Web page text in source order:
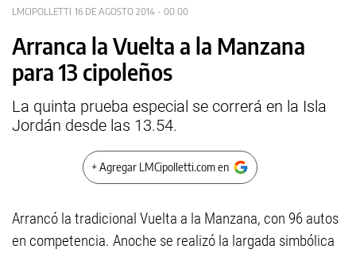
LMCIPOLLETTI 16 DE AGOSTO 2014 - 00:00
Arranca la Vuelta a la Manzana
para 13 cipoleños
La quinta prueba especial se correrá en la Isla
Jordán desde las 13.54.
+ Agregar LMCipolletti.com en
Arrancó la tradicional Vuelta a la Manzana, con 96 autos
en competencia. Anoche se realizó la largada simbólica